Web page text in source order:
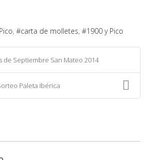
carta de molletes 1900 y Pico
de Septiembre San Mateo 2014
Paleta Ibérica